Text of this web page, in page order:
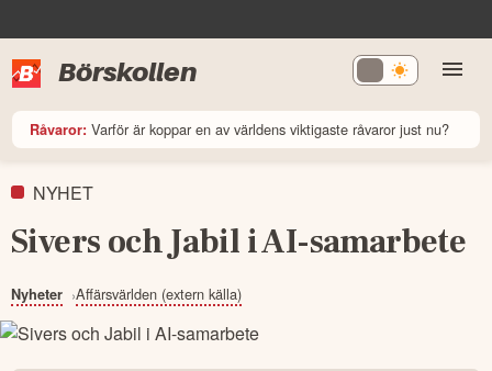
Börskollen
Råvaror: Varför är koppar en av världens viktigaste råvaror just nu?
NYHET
Sivers och Jabil i AI-samarbete
Nyheter Affärsvärlden (extern källa)